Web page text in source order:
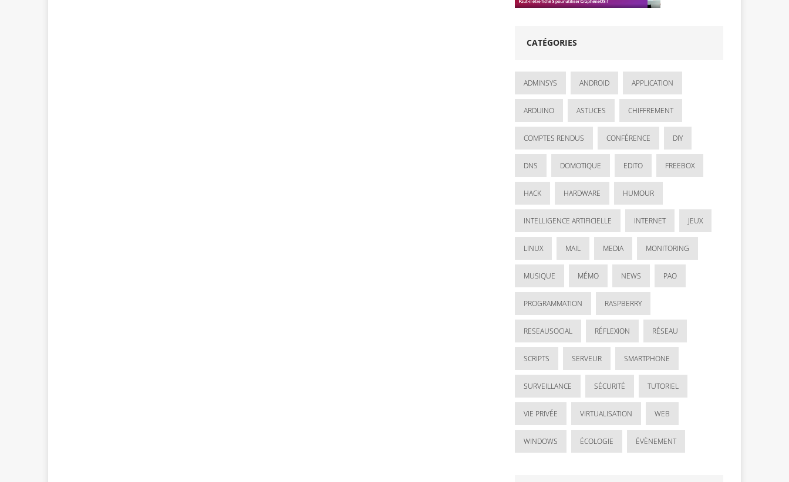
CATÉGORIES
ADMINSYS ANDROID APPLICATION
ARDUINO ASTUCES CHIFFREMENT
COMPTES RENDUS CONFÉRENCE DIY
DNS DOMOTIQUE EDITO FREEBOX
HACK HARDWARE HUMOUR
INTELLIGENCE ARTIFICIELLE INTERNET JEUX
LINUX MAIL MEDIA MONITORING
MUSIQUE MÉMO NEWS PAO
PROGRAMMATION RASPBERRY
RESEAUSOCIAL RÉFLEXION RÉSEAU
SCRIPTS SERVEUR SMARTPHONE
SURVEILLANCE SÉCURITÉ TUTORIEL
VIE PRIVÉE VIRTUALISATION WEB
WINDOWS ÉCOLOGIE ÉVÈNEMENT